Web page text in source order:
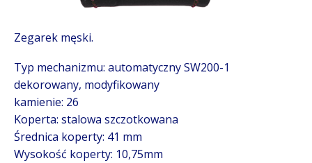
Zegarek męski.
Typ mechanizmu: automatyczny SW200-1
dekorowany, modyfikowany
kamienie: 26
Koperta: stalowa szczotkowana
Średnica koperty: 41 mm
Wysokość koperty: 10,75mm